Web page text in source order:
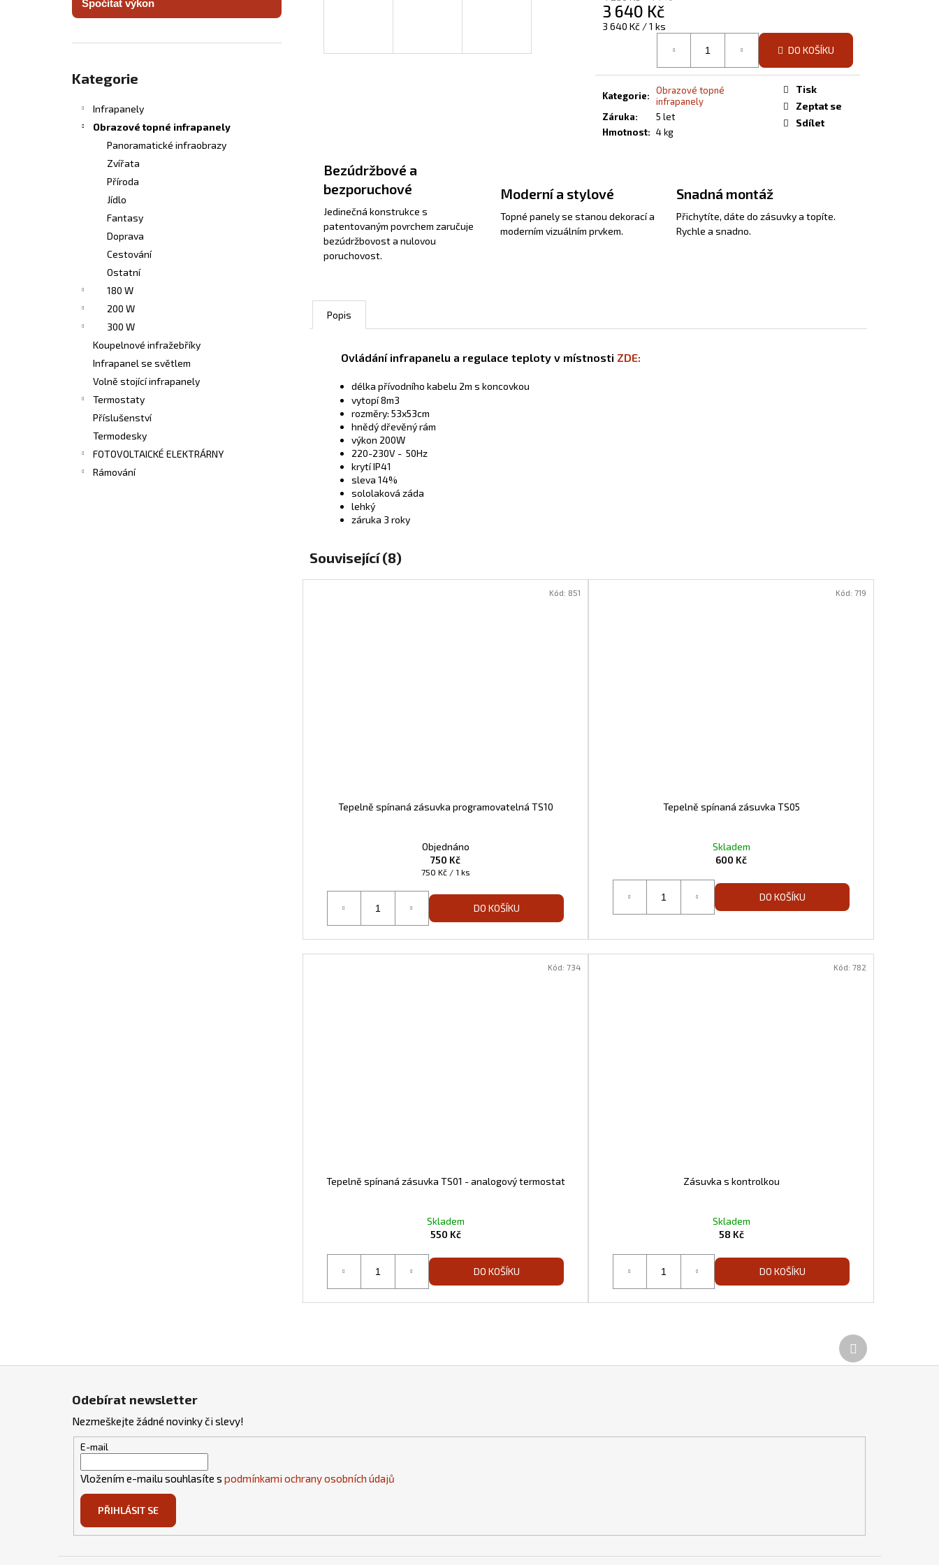
Spočítat výkon
kategorie
Kategorie
Infrapanely
Obrazové topné infrapanely
Panoramatické infraobrazy
Zvířata
Příroda
Jídlo
Fantasy
Doprava
Cestování
Ostatní
180 W
200 W
300 W
Koupelnové infražebříky
Infrapanel se světlem
Volně stojící infrapanely
Termostaty
Příslušenství
Termodesky
FOTOVOLTAICKÉ ELEKTRÁRNY
Rámování
3 640 Kč
Měrná
3 640 Kč / 1 ks
DO KOŠÍKU
Kategorie:
Obrazové topné
infrapanely
Záruka:
5 let
Hmotnost: 4 kg
Tisk
Zeptat se
Sdílet
A
A
Bezúdržbové a
bezporuchové
Jedinečná konstrukce s
patentovaným povrchem zaručuje
bezúdržbovost a nulovou
poruchovost.
Moderní a stylové
Topné panely se stanou dekorací a
moderním vizuálním prvkem.
Snadná montáž
Přichytíte, dáte do zásuvky a topíte.
Rychle a snadno.
Popis
Ovládání infrapanelu a regulace teploty v místnosti ZDE:
délka přívodního kabelu 2m s koncovkou
vytopí 8m3
rozměry: 53x53cm
hnědý dřevěný rám
výkon 200W
220-230V - 50Hz
krytí IP41
sleva 14%
sololaková záda
lehký
záruka 3 roky
Související (8)
Tepelně spínaná zásuvka programovatelná TS10
Objednáno
750 Kč
Měrná
750 Kč / 1 ks
DO KOŠÍKU
Kód: 851
Tepelně spínaná zásuvka TS05
Skladem
600 Kč
DO KOŠÍKU
Kód: 719
Tepelně spínaná zásuvka TS01 - analogový termostat
Skladem
550 Kč
DO KOŠÍKU
Kód: 734
Zásuvka s kontrolkou
Skladem
58 Kč
DO KOŠÍKU
Kód: 782
Další
produkt
INFRASVĚTLO
TOPNÝ INFRAPANEL S OBRAZEM - 138
Odebírat newsletter
Nezmeškejte žádné novinky či slevy!
E-mail
Vložením e-mailu souhlasíte s podmínkami ochrany osobních údajů
PŘIHLÁSIT SE